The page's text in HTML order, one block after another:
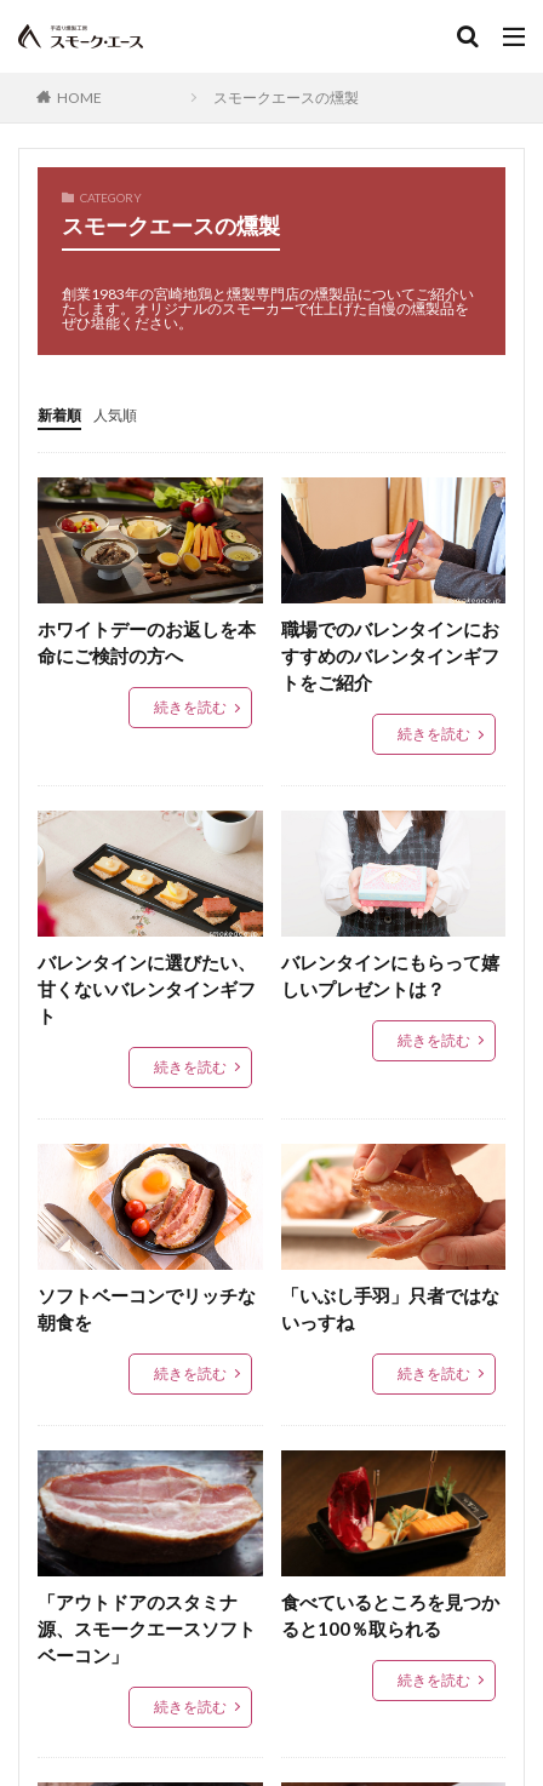
HOME スモークエースの燻製
CATEGORY
スモークエースの燻製
創業1983年の宮崎地鶏と燻製専門店の燻製品についてご紹介い
たします。オリジナルのスモーカーで仕上げた自慢の燻製品を
ぜひ堪能ください。
新着順 人気順
ホワイトデーのお返しを本
命にご検討の方へ
続きを読む
職場でのバレンタインにお
すすめのバレンタインギフ
トをご紹介
続きを読む
バレンタインに選びたい、
甘くないバレンタインギフ
ト
続きを読む
バレンタインにもらって嬉
しいプレゼントは？
続きを読む
ソフトベーコンでリッチな
朝食を
続きを読む
「いぶし手羽」只者ではな
いっすね
続きを読む
「アウトドアのスタミナ
源、スモークエースソフト
ベーコン」
続きを読む
食べているところを見つか
ると100％取られる
続きを読む